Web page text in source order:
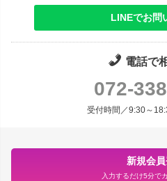
LINEでお問
電話で
072-
受付時間／9:30～
新規会
入力するだけ5分で